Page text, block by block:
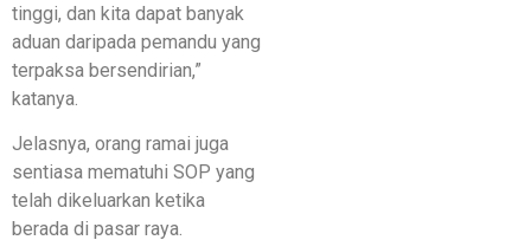
tinggi, dan kita dapat banyak
aduan daripada pemandu yang
terpaksa bersendirian,”
katanya.
Jelasnya, orang ramai juga
sentiasa mematuhi SOP yang
telah dikeluarkan ketika
berada di pasar raya.